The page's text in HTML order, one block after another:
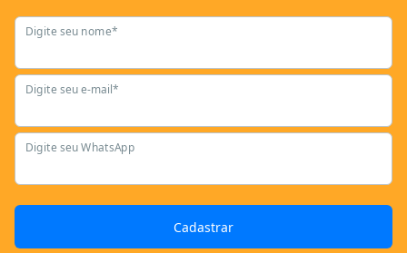
Digite seu nome*
Digite seu e-mail*
Digite seu WhatsApp
Cadastrar